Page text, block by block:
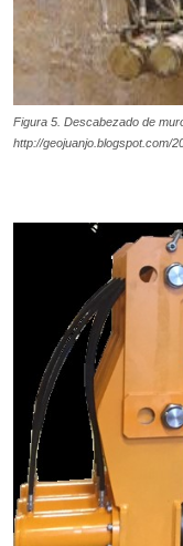
Figura 5. Descabezado de
http://geojuanjo.blogspot.com/